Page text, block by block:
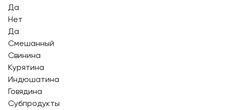
Да
Нет
Да
Смешанный
Свинина
Курятина
Индюшатина
Говядина
Субпродукты